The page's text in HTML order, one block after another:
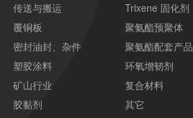
传送与搬运
覆铜板
密封油封、杂件
塑胶涂料
矿山行业
胶黏剂
Trixene 固化剂
聚氨酯预聚体
聚氨酯配套产品
环氧增韧剂
复合材料
其它